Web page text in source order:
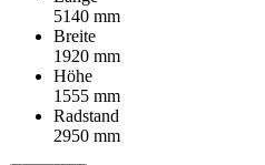
5140 mm
Breite
1920 mm
Höhe
1555 mm
Radstand
2950 mm